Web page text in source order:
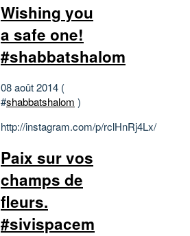
Wishing you
a safe one!
#shabbatshalom
08 août 2014 (
#shabbatshalom )
http://instagram.com/p/rclHnRj4Lx/
Paix sur vos
champs de
fleurs.
#sivispacem